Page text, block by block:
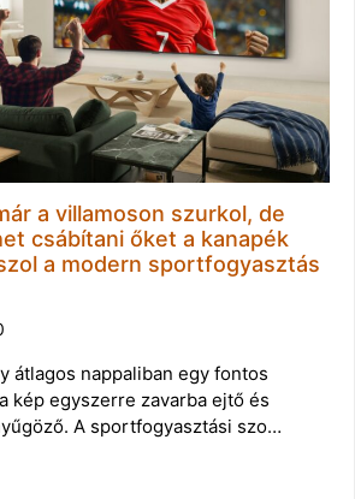
a villamoson szurkol, de
csábítani őket a kanapék
a modern sportfogyasztás
átlagos nappaliban egy fontos
kép egyszerre zavarba ejtő és
A sportfogyasztási szo…